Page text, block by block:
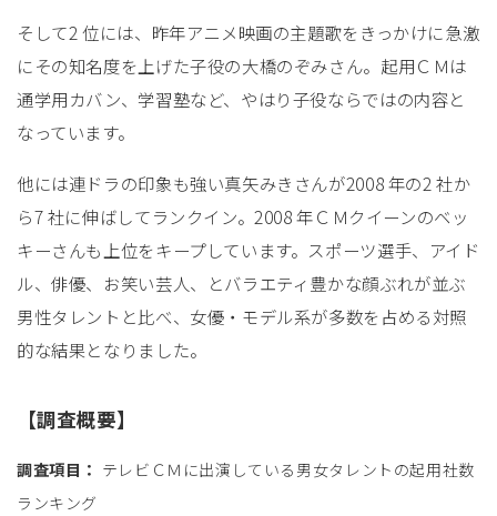
そして2 位には、昨年アニメ映画の主題歌をきっかけに急激
にその知名度を上げた子役の大橋のぞみさん。起用ＣＭは
通学用カバン、学習塾など、やはり子役ならではの内容と
なっています。
他には連ドラの印象も強い真矢みきさんが2008 年の2 社か
ら7 社に伸ばしてランクイン。2008 年ＣＭクイーンのベッ
キーさんも上位をキープしています。スポーツ選手、アイド
ル、俳優、お笑い芸人、とバラエティ豊かな顔ぶれが並ぶ
男性タレントと比べ、女優・モデル系が多数を占める対照
的な結果となりました。
【調査概要】
調査項目： テレビＣＭに出演している男女タレントの起用社数
ランキング